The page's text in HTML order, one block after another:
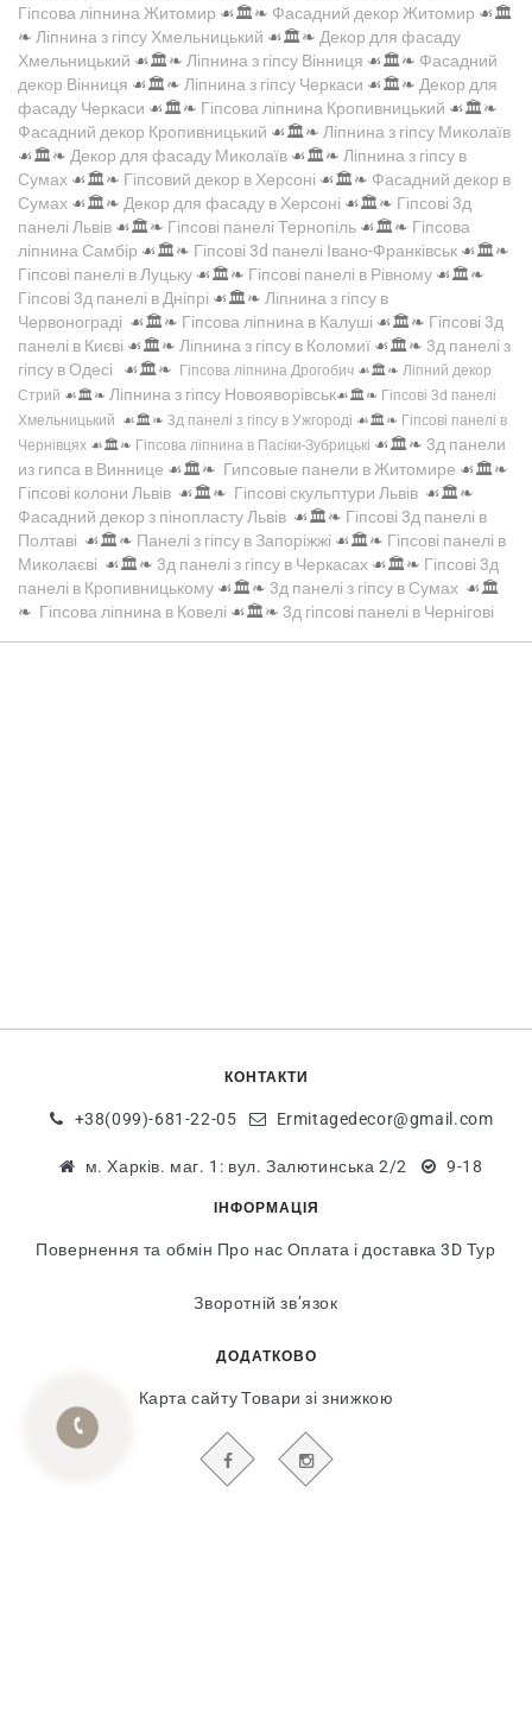
Гіпсова ліпнина Житомир ☙🏛️❧ Фасадний декор Житомир ☙🏛️
❧ Ліпнина з гіпсу Хмельницький ☙🏛️❧ Декор для фасаду
Хмельницький ☙🏛️❧ Ліпнина з гіпсу Вінниця ☙🏛️❧ Фасадний
декор Вінниця ☙🏛️❧ Ліпнина з гіпсу Черкаси ☙🏛️❧ Декор для
фасаду Черкаси ☙🏛️❧ Гіпсова ліпнина Кропивницький ☙🏛️❧
Фасадний декор Кропивницький ☙🏛️❧ Ліпнина з гіпсу Миколаїв
☙🏛️❧ Декор для фасаду Миколаїв ☙🏛️❧ Ліпнина з гіпсу в
Сумах ☙🏛️❧ Гіпсовий декор в Херсоні ☙🏛️❧ Фасадний декор в
Сумах ☙🏛️❧ Декор для фасаду в Херсоні ☙🏛️❧ Гіпсові 3д
панелі Львів ☙🏛️❧ Гіпсові панелі Тернопіль ☙🏛️❧ Гіпсова
ліпнина Самбір ☙🏛️❧ Гіпсові 3d панелі Івано-Франківськ ☙🏛️❧
Гіпсові панелі в Луцьку ☙🏛️❧ Гіпсові панелі в Рівному ☙🏛️❧
Гіпсові 3д панелі в Дніпрі ☙🏛️❧ Ліпнина з гіпсу в
Червонограді ☙🏛️❧ Гіпсова ліпнина в Калуші ☙🏛️❧ Гіпсові 3д
панелі в Києві ☙🏛️❧ Ліпнина з гіпсу в Коломиї ☙🏛️❧ 3д панелі з
гіпсу в Одесі ☙🏛️❧ Гіпсова ліпнина Дрогобич ☙🏛️❧ Ліпний декор
Стрий ☙🏛️❧ Ліпнина з гіпсу Новояворівськ☙🏛️❧ Гіпсові 3d панелі
Хмельницький ☙🏛️❧ 3д панелі з гіпсу в Ужгороді ☙🏛️❧ Гіпсові панелі в
Чернівцях ☙🏛️❧ Гіпсова ліпнина в Пасіки-Зубрицькі ☙🏛️❧ 3д панели
из гипса в Виннице ☙🏛️❧ Гипсовые панели в Житомире ☙🏛️❧
Гіпсові колони Львів ☙🏛️❧ Гіпсові скульптури Львів ☙🏛️❧
Фасадний декор з пінопласту Львів ☙🏛️❧ Гіпсові 3д панелі в
Полтаві ☙🏛️❧ Панелі з гіпсу в Запоріжжі ☙🏛️❧ Гіпсові панелі в
Миколаєві ☙🏛️❧ 3д панелі з гіпсу в Черкасах ☙🏛️❧ Гіпсові 3д
панелі в Кропивницькому ☙🏛️❧ 3д панелі з гіпсу в Сумах ☙🏛️
❧ Гіпсова ліпнина в Ковелі ☙🏛️❧ 3д гіпсові панелі в Чернігові
КОНТАКТИ
+38(099)-681-22-05 Ermitagedecor@gmail.com
м. Харків. маг. 1: вул. Залютинська 2/2 9-18
ІНФОРМАЦІЯ
Повернення та обмін Про нас Оплата і доставка 3D Тур
Зворотній зв’язок
ДОДАТКОВО
Карта сайту Товари зі знижкою